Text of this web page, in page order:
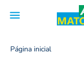
Página inicial